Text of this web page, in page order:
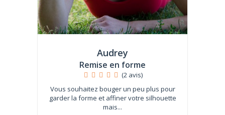
Audrey
Remise en forme
(2 avis)
Vous souhaitez bouger un peu plus pour
garder la forme et affiner votre silhouette
mais...